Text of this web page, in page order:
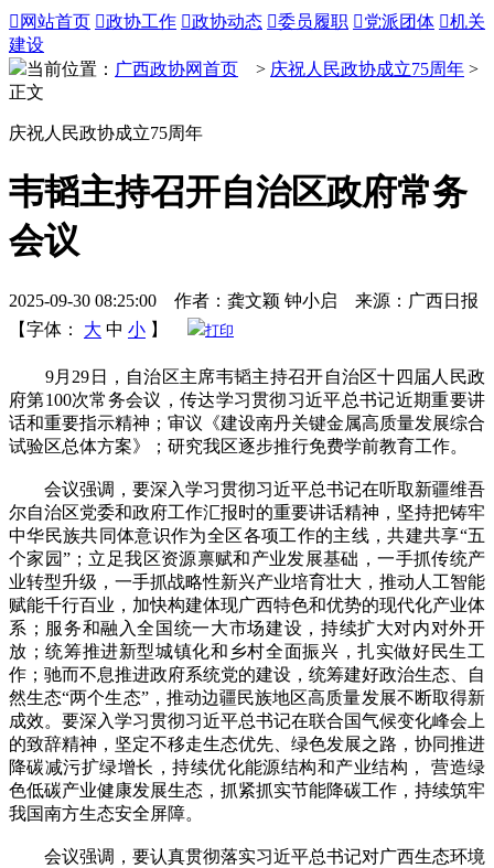
 网站首页 政协工作 政协动态 委员履职 党派团体 机关
建设
当前位置： 广西政协网首页 > 庆祝人民政协成立75周年 >
正文
庆祝人民政协成立75周年
韦韬主持召开自治区政府常务
会议
2025-09-30 08:25:00 作者：龚文颖 钟小启 来源：广西日报
【字体：
大 中 小 】 打印
9月29日，自治区主席韦韬主持召开自治区十四届人民政
府第100次常务会议，传达学习贯彻习近平总书记近期重要讲
话和重要指示精神；审议《建设南丹关键金属高质量发展综合
试验区总体方案》；研究我区逐步推行免费学前教育工作。
会议强调，要深入学习贯彻习近平总书记在听取新疆维吾
尔自治区党委和政府工作汇报时的重要讲话精神，坚持把铸牢
中华民族共同体意识作为全区各项工作的主线，共建共享“五
个家园”；立足我区资源禀赋和产业发展基础，一手抓传统产
业转型升级，一手抓战略性新兴产业培育壮大，推动人工智能
赋能千行百业，加快构建体现广西特色和优势的现代化产业体
系；服务和融入全国统一大市场建设，持续扩大对内对外开
放；统筹推进新型城镇化和乡村全面振兴，扎实做好民生工
作；驰而不息推进政府系统党的建设，统筹建好政治生态、自
然生态“两个生态”，推动边疆民族地区高质量发展不断取得新
成效。要深入学习贯彻习近平总书记在联合国气候变化峰会上
的致辞精神，坚定不移走生态优先、绿色发展之路，协同推进
降碳减污扩绿增长，持续优化能源结构和产业结构， 营造绿
色低碳产业健康发展生态，抓紧抓实节能降碳工作，持续筑牢
我国南方生态安全屏障。
会议强调，要认真贯彻落实习近平总书记对广西生态环境